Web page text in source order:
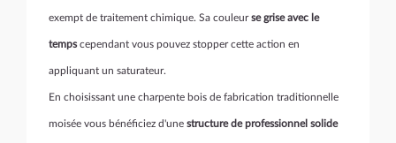
exempt de traitement chimique. Sa couleurse grise avec le
tempscependant vous pouvez stopper cette action en
appliquant un saturateur.
En choisissant une charpente bois de fabrication traditionnelle
moisée vous bénéficiez d'une structure de professionnel solide